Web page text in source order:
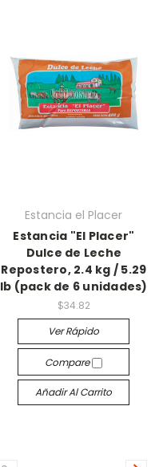
Estancia el Placer
Estancia "El Placer"
Dulce de Leche
Repostero, 2.4 kg / 5.29
lb (pack de 6 unidades)
$34.82
Ver Rápido
Compare
Añadir Al Carrito